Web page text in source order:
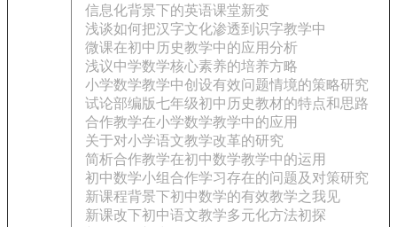
信息化背景下的英语课堂新变
浅谈如何把汉字文化渗透到识字教学中
微课在初中历史教学中的应用分析
浅议中学数学核心素养的培养方略
小学数学教学中创设有效问题情境的策略研究
试论部编版七年级初中历史教材的特点和思路
合作教学在小学数学教学中的应用
关于对小学语文教学改革的研究
简析合作教学在初中数学教学中的运用
初中数学小组合作学习存在的问题及对策研究
新课程背景下初中数学的有效教学之我见
新课改下初中语文教学多元化方法初探